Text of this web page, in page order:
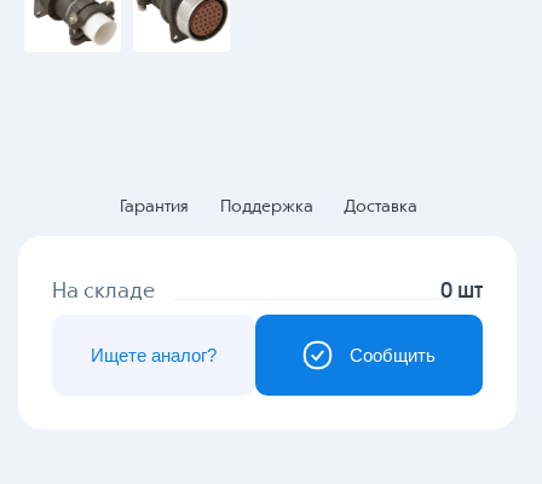
Гарантия Поддержка Доставка
На складе 0 шт
Сообщить
Ищете аналог?